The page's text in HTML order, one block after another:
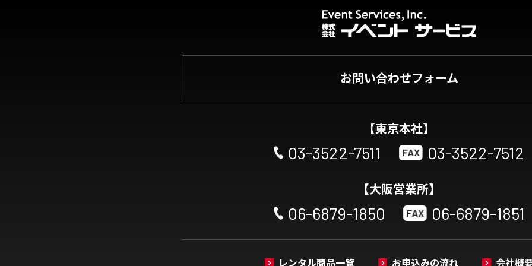
お問い合わせフォーム
【東京本社】
03-3522-7511 03-3522-7512
【大阪営業所】
06-6879-1850 06-6879-1851
レンタル商品一覧 お申込みの流れ 会社概